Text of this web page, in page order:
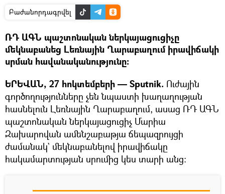
Բաժանորդագրվել
ՌԴ ԱԳՆ պաշտոնական ներկայացուցիչը
մեկնաբանեց Լեռնային Ղարաբաղում իրավիճակի
սրման հավանականությունը։
ԵՐԵՎԱՆ, 27 հոկտեմբերի — Sputnik. Ուժային
գործողությունները չեն նպաստի խաղաղության
հասնելուն Լեռնային Ղարաբաղում, ասաց ՌԴ ԱԳՆ
պաշտոնական ներկայացուցիչ Մարիա
Զախարովան ամենշաբաթյա ճեպազրույցի
ժամանակ` մեկնաբանելով իրավիճակը
հակամարտության սրումից կես տարի անց։